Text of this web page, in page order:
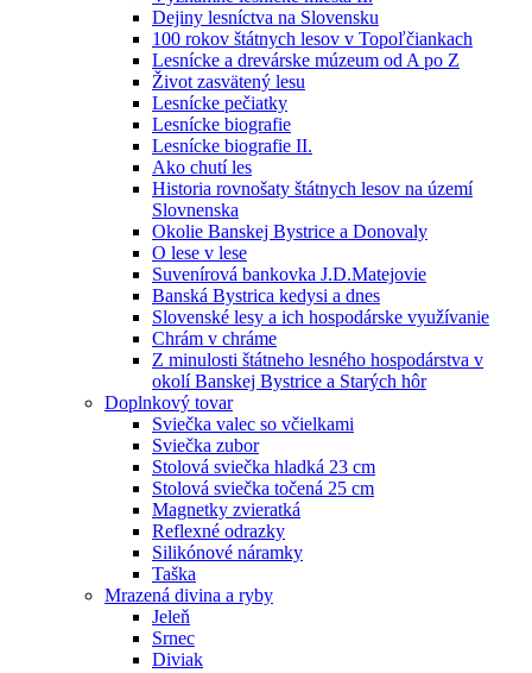
Dejiny lesníctva na Slovensku
100 rokov štátnych lesov v Topoľčiankach
Lesnícke a drevárske múzeum od A po Z
Život zasvätený lesu
Lesnícke pečiatky
Lesnícke biografie
Lesnícke biografie II.
Ako chutí les
Historia rovnošaty štátnych lesov na území
Slovnenska
Okolie Banskej Bystrice a Donovaly
O lese v lese
Suvenírová bankovka J.D.Matejovie
Banská Bystrica kedysi a dnes
Slovenské lesy a ich hospodárske využívanie
Chrám v chráme
Z minulosti štátneho lesného hospodárstva v
okolí Banskej Bystrice a Starých hôr
Doplnkový tovar
Sviečka valec so včielkami
Sviečka zubor
Stolová sviečka hladká 23 cm
Stolová sviečka točená 25 cm
Magnetky zvieratká
Reflexné odrazky
Silikónové náramky
Taška
Mrazená divina a ryby
Jeleň
Srnec
Diviak